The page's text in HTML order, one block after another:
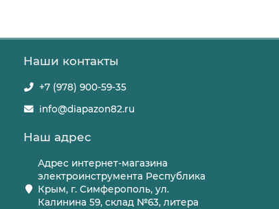
Наши контакты
+7 (978) 900-59-35
info@diapazon82.ru
Наш адрес
Адрес интернет-магазина
электроинструмента Республика
Крым, г. Симферополь, ул.
Калинина 59, склад №63, литера